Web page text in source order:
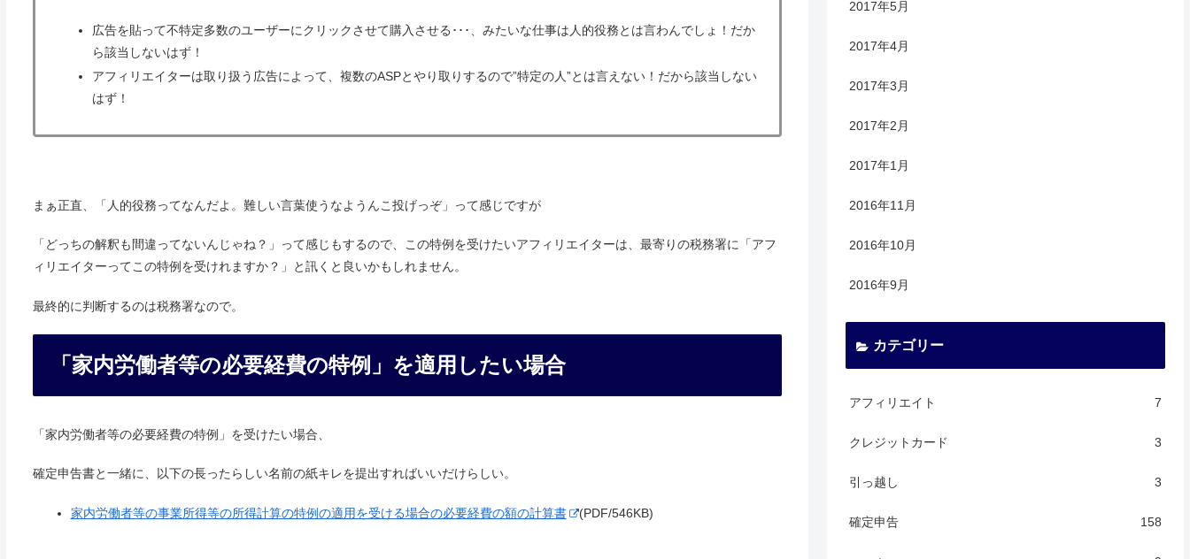
広告を貼って不特定多数のユーザーにクリックさせて購入させる･･･、みたいな仕事は人的役務とは言わんでしょ！だか
ら該当しないはず！
アフィリエイターは取り扱う広告によって、複数のASPとやり取りするので”特定の人”とは言えない！だから該当しない
はず！
まぁ正直、「人的役務ってなんだよ。難しい言葉使うなようんこ投げっぞ」って感じですが
「どっちの解釈も間違ってないんじゃね？」って感じもするので、この特例を受けたいアフィリエイターは、最寄りの税務署に「アフ
ィリエイターってこの特例を受けれますか？」と訊くと良いかもしれません。
最終的に判断するのは税務署なので。
「家内労働者等の必要経費の特例」を適用したい場合
「家内労働者等の必要経費の特例」を受けたい場合、
確定申告書と一緒に、以下の長ったらしい名前の紙キレを提出すればいいだけらしい。
家内労働者等の事業所得等の所得計算の特例の適用を受ける場合の必要経費の額の計算書 (PDF/546KB)
2017年5月
2017年4月
2017年3月
2017年2月
2017年1月
2016年11月
2016年10月
2016年9月
カテゴリー
アフィリエイト 7
クレジットカード 3
引っ越し 3
確定申告 158